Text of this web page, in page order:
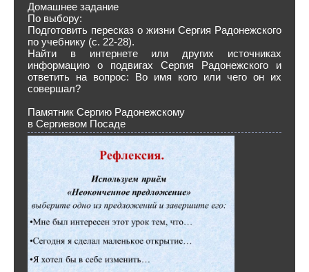
Домашнее задание
По выбору:
Подготовить пересказ о жизни Сергия Радонежского
по учебнику (с. 22-28).
Найти в интернете или других источниках
информацию о подвигах Сергия Радонежского и
ответить на вопрос: Во имя кого или чего он их
совершал?
Памятник Сергию Радонежскому
в Сергиевом Посаде